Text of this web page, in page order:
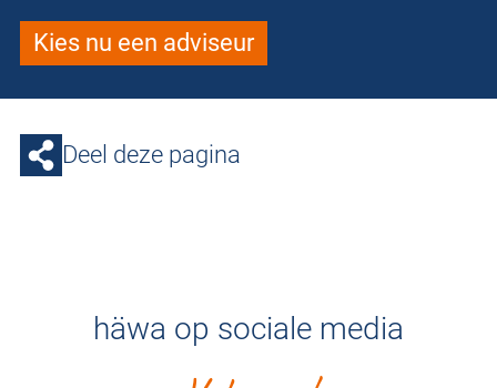
Kies nu een adviseur
Deel deze pagina
häwa op sociale media